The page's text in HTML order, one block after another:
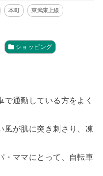
本町 東武東上線
ショッピング
通勤している方をよく
風が肌に突き刺さり、凍
・ママにとって、自転車